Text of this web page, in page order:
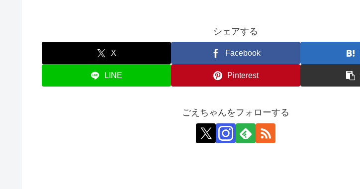
シェアする
X Facebook
LINE Pinterest
ごえちゃんをフォローする